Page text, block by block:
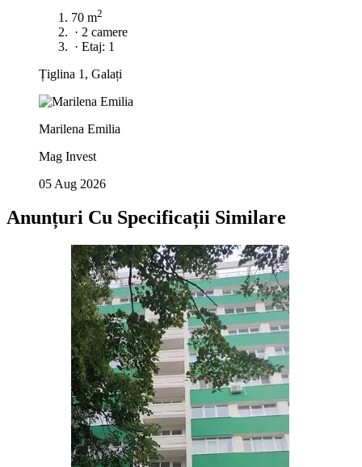
70 m2
· 2 camere
· Etaj: 1
Țiglina 1, Galați
Marilena Emilia
Mag Invest
05 Aug 2026
Anunțuri Cu Specificații Similare